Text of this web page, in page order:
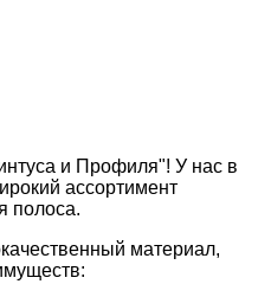
и Профиля"! У нас в
ассортимент
полоса.
материал,